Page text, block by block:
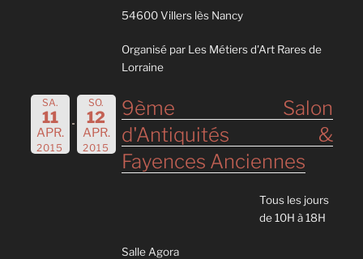
54600 Villers lès Nancy
Organisé par Les Métiers d'Art Rares de
Lorraine
SA.
11
APR.
2015
SO.
12
APR.
2015
9ème Salon
d'Antiquités &
Fayences Anciennes
Tous les jours
de 10H à 18H
Salle Agora